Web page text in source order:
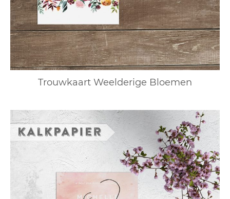
Trouwkaart Weelderige Bloemen